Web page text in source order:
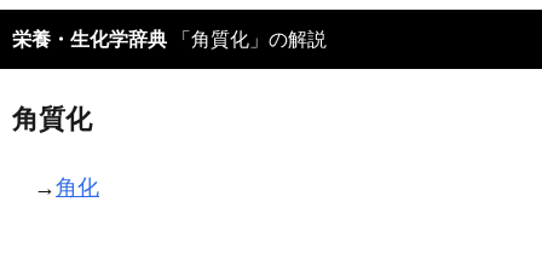
栄養・生化学辞典 「角質化」の解説
角質化
→角化